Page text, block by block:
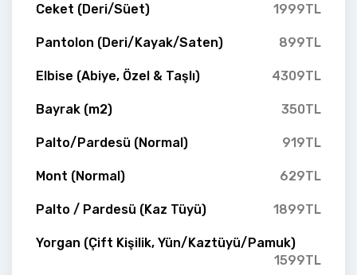
Ceket (Deri/Süet) 1999TL
Pantolon (Deri/Kayak/Saten) 899TL
Elbise (Abiye, Özel & Taşlı) 4309TL
Bayrak (m2) 350TL
Palto/Pardesü (Normal) 919TL
Mont (Normal) 629TL
Palto / Pardesü (Kaz Tüyü) 1899TL
Yorgan (Çift Kişilik, Yün/Kaztüyü/Pamuk)
1599TL